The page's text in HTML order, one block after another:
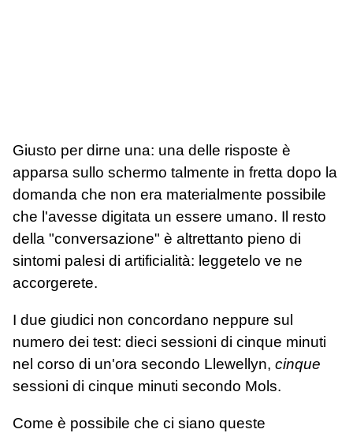
Giusto per dirne una: una delle risposte è
apparsa sullo schermo talmente in fretta dopo la
domanda che non era materialmente possibile
che l'avesse digitata un essere umano. Il resto
della "conversazione" è altrettanto pieno di
sintomi palesi di artificialità: leggetelo ve ne
accorgerete.
I due giudici non concordano neppure sul
numero dei test: dieci sessioni di cinque minuti
nel corso di un'ora secondo Llewellyn, cinque
sessioni di cinque minuti secondo Mols.
Come è possibile che ci siano queste